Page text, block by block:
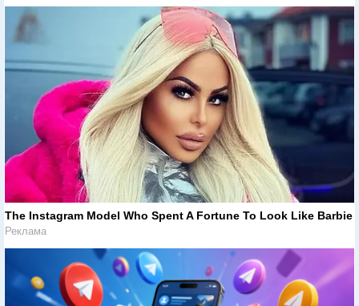
The Instagram Model Who Spent A Fortune To Look Like Barbie
Реклама